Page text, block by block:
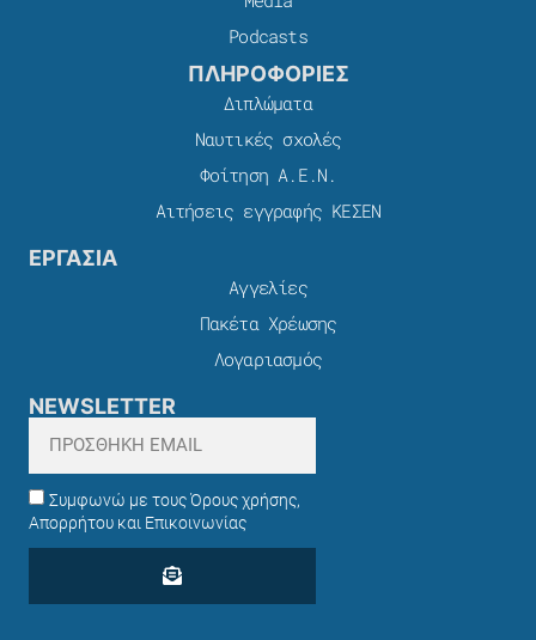
Podcasts
ΠΛΗΡΟΦΟΡΙΕΣ
Διπλώματα
Ναυτικές σχολές
Φοίτηση Α.Ε.Ν.
Αιτήσεις εγγραφής ΚΕΣΕΝ
ΕΡΓΑΣΙΑ
Αγγελίες
Πακέτα Χρέωσης​
Λογαριασμός
NEWSLETTER
Συμφωνώ με τους Όρους χρήσης,
Απορρήτου και Επικοινωνίας